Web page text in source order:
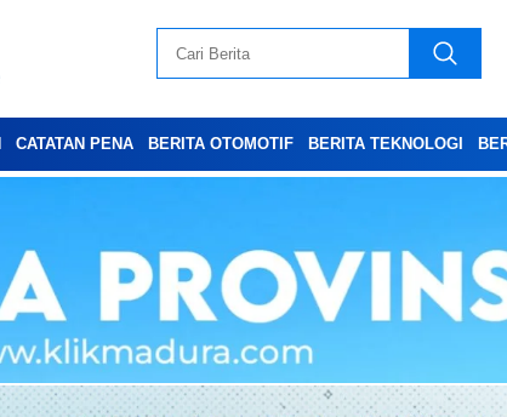
CATATAN PENA BERITA OTOMOTIF BERITA TEKNOLOGI